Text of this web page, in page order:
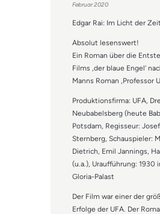
Februar 2020
Edgar Rai: Im Licht der Zeit
Absolut lesenswert!
Ein Roman über die
Films ‚der blaue Engel‘
Manns Roman ‚Professor
Produktionsfirma: UFA,
Neubabelsberg (heute
Potsdam, Regisseur:
Sternberg, Schauspieler:
Dietrich, Emil Jannings,
(u.a.), Uraufführung: 1930
Gloria-Palast
Der Film war einer der
Erfolge der UFA. Der